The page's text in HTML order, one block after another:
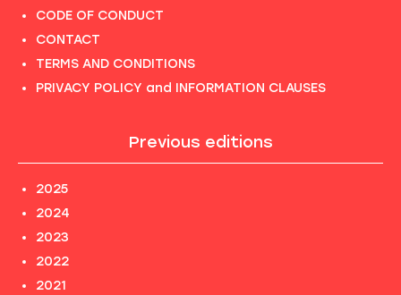
CODE OF CONDUCT
CONTACT
TERMS AND CONDITIONS
PRIVACY POLICY and INFORMATION CLAUSES
Previous editions
2025
2024
2023
2022
2021